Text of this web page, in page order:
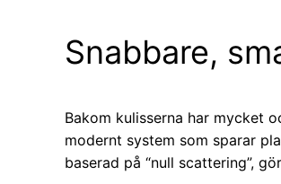
Snabbare,
Bakom kulisserna har mycket
modernt system som sparar
baserad på “null scattering”,